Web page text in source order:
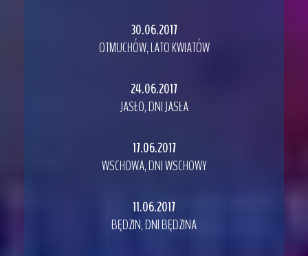
30.06.2017
OTMUCHÓW, LATO KWIATÓW
24.06.2017
JASŁO, DNI JASŁA
17.06.2017
WSCHOWA, DNI WSCHOWY
11.06.2017
BĘDZIN, DNI BĘDZINA